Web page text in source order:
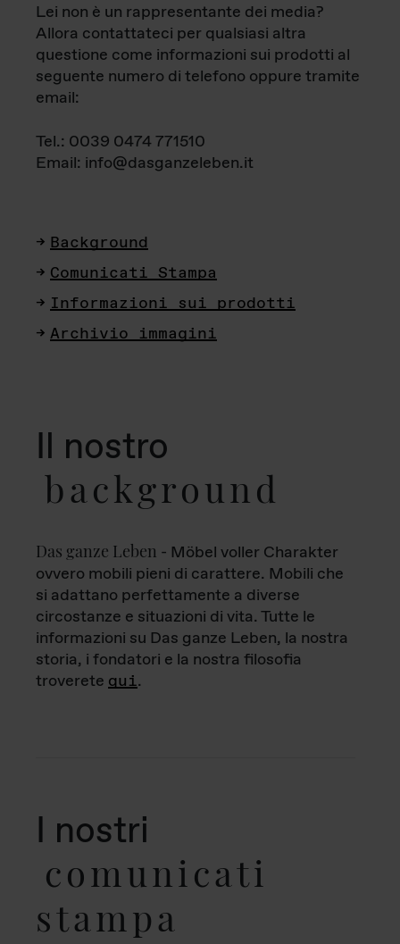
Lei non è un rappresentante dei media?
Allora contattateci per qualsiasi altra
questione come informazioni sui prodotti al
seguente numero di telefono oppure tramite
email:
Tel.: 0039 0474 771510
Email: info@dasganzeleben.it
Background
Comunicati Stampa
Informazioni sui prodotti
Archivio immagini
Il nostro
background
Das ganze Leben - Möbel voller Charakter
ovvero mobili pieni di carattere. Mobili che
si adattano perfettamente a diverse
circostanze e situazioni di vita. Tutte le
informazioni su Das ganze Leben, la nostra
storia, i fondatori e la nostra filosofia
troverete qui.
I nostri
comunicati
stampa